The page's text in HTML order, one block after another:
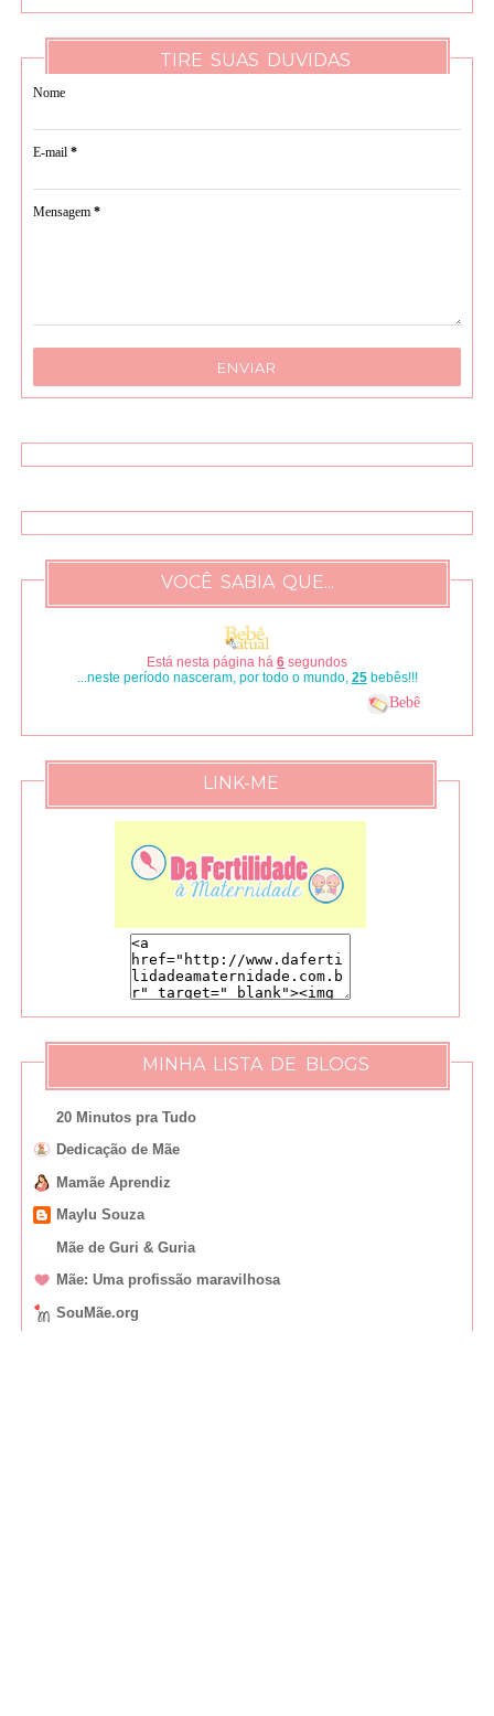
TIRE SUAS DUVIDAS
Nome
E-mail*
Mensagem*
VOCÊ SABIA QUE...
Está nesta página há6 segundos
...neste período nasceram, por todo o mundo, 25bebês!!!
Bebê
LINK-ME
MINHA LISTA DE BLOGS
20 Minutos pra Tudo
Dedicação de Mãe
Mamãe Aprendiz
Maylu Souza
Mãe de Guri & Guria
Mãe: Uma profissão maravilhosa
SouMãe.org